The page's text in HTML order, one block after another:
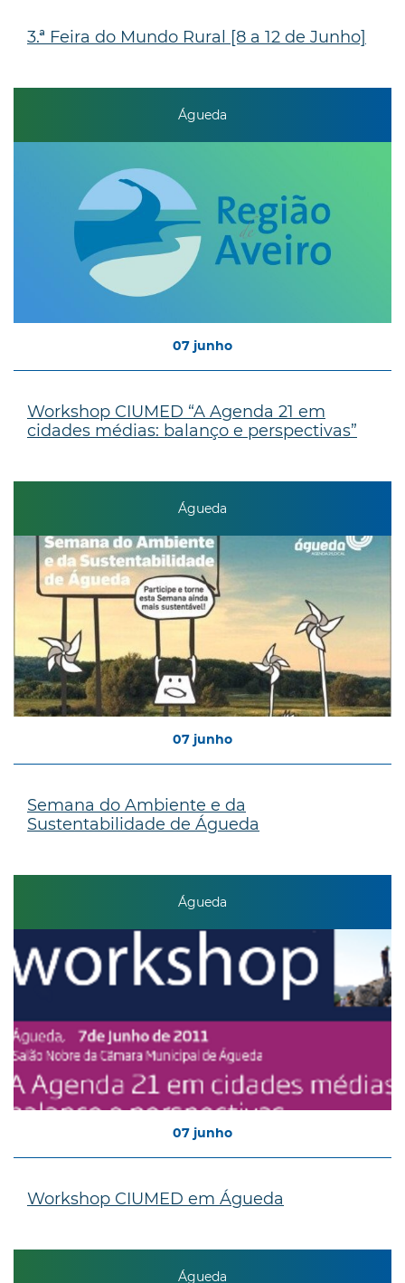
3.ª Feira do Mundo Rural [8 a 12 de Junho]
Águeda
07 junho
Workshop CIUMED “A Agenda 21 em
cidades médias: balanço e perspectivas”
Águeda
07 junho
Semana do Ambiente e da
Sustentabilidade de Águeda
Águeda
07 junho
Workshop CIUMED em Águeda
Águeda